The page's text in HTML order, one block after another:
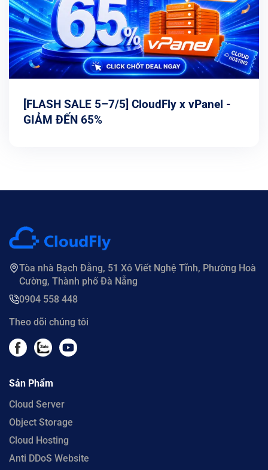
[FLASH SALE 5–7/5] CloudFly x vPanel -
GIẢM ĐẾN 65%
Tòa nhà Bạch Đằng, 51 Xô Viết Nghệ Tĩnh, Phường Hoà
Cường, Thành phố Đà Nẵng
0904 558 448
Theo dõi chúng tôi
Sản Phẩm
Cloud Server
Object Storage
Cloud Hosting
Anti DDoS Website